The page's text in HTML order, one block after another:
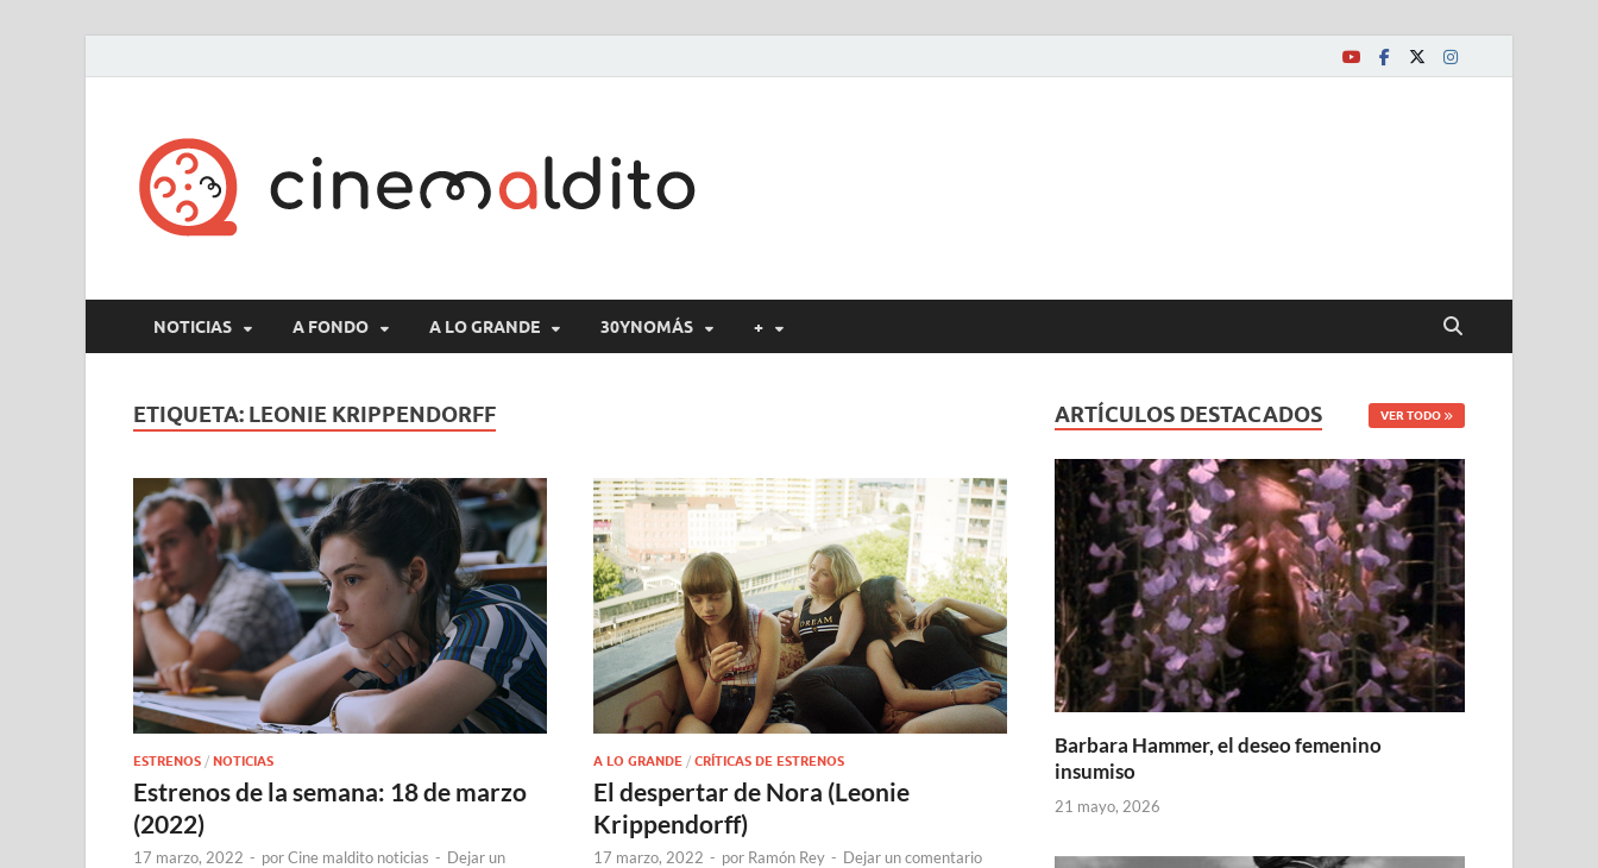
NOTICIAS A FONDO A LO GRANDE 30YNOMÁS +
ETIQUETA: LEONIE KRIPPENDORFF
ESTRENOS / NOTICIAS
Estrenos de la semana: 18 de marzo
(2022)
17 marzo, 2022 - porCine maldito noticias - Dejar un
A LO GRANDE / CRÍTICAS DE ESTRENOS
El despertar de Nora (Leonie
Krippendorff)
17 marzo, 2022 - por Ramón Rey - Dejar un comentario
ARTÍCULOS DESTACADOS VER TODO
Barbara Hammer, el deseo femenino
insumiso
21 mayo, 2026